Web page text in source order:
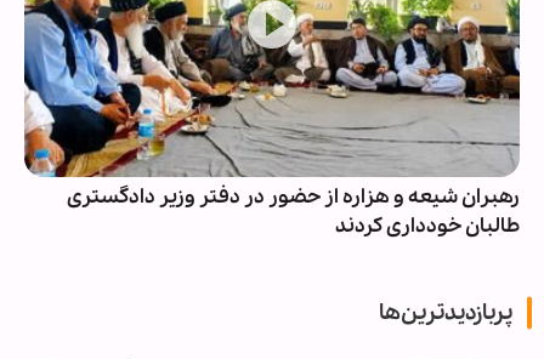
رهبران شیعه و هزاره از حضور در دفتر وزیر دادگستری
طالبان خودداری کردند
پربازدیدترین‌ها